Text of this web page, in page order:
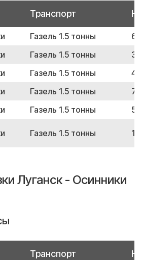
Транспорт
Газель 1.5 тонны
Газель 1.5 тонны
Газель 1.5 тонны
Газель 1.5 тонны
Газель 1.5 тонны
Газель 1.5 тонны
Луганск - Осинники
Транспорт